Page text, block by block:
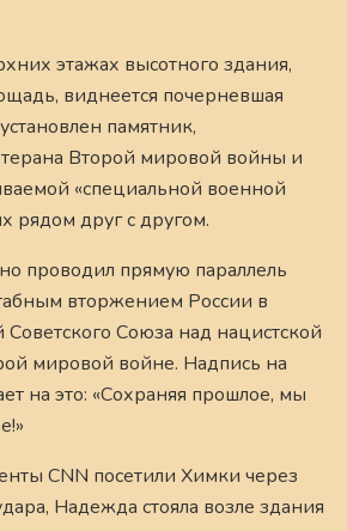
этажах высотного здания,
виднеется почерневшая
памятник,
Второй мировой войны и
«специальной военной
рядом друг с другом.
проводил прямую параллель
вторжением России в
Союза над нацистской
мировой войне. Надпись на
на это: «Сохраняя прошлое, мы
CNN посетили Химки через
Надежда стояла возле здания